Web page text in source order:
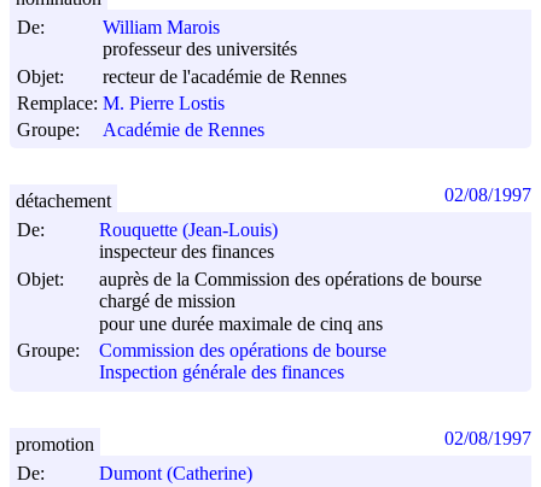
De:
William Marois
professeur des universités
Objet:
recteur de l'académie de Rennes
Remplace: M. Pierre Lostis
Groupe:
Académie de Rennes
De:
Rouquette (Jean-Louis)
inspecteur des finances
Objet:
auprès de la Commission des opérations de bourse
chargé de mission
pour une durée maximale de cinq ans
Groupe:
Commission des opérations de bourse
Inspection générale des finances
détachement 02/08/1997
De:
Dumont (Catherine)
promotion 02/08/1997